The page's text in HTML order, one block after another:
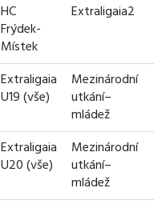
HC
Frýdek-
Místek
Extraligaia2
Extraligaia
U19 (vše)
Mezinárodní
utkání–
mládež
Extraligaia
U20 (vše)
Mezinárodní
utkání–
mládež